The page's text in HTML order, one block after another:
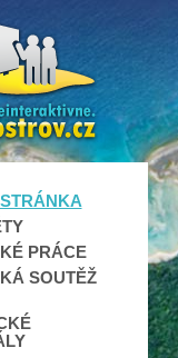
PRÁCE
SOUTĚŽ